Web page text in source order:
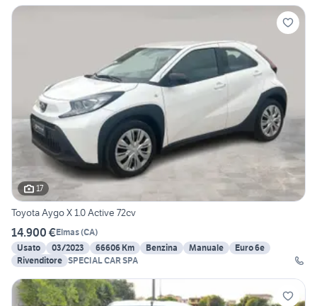
17
Toyota Aygo X 1.0 Active 72cv
14.900 €Elmas(CA)
Usato
03/2023 66606 Km Benzina Manuale
Euro 6e
Rivenditore SPECIAL CAR SPA